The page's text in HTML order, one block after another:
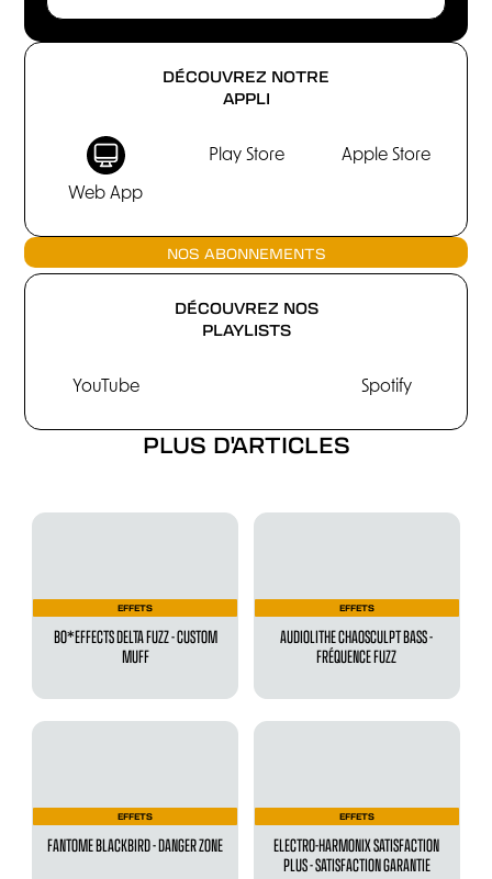
DÉCOUVREZ NOTRE
APPLI
Web App
Play Store Apple Store
NOS ABONNEMENTS
DÉCOUVREZ NOS
PLAYLISTS
YouTube Spotify
PLUS D'ARTICLES
EFFETS
BO*EFFECTS DELTA FUZZ - CUSTOM
MUFF
EFFETS
AUDIOLITHE CHAOSCULPT BASS -
FRÉQUENCE FUZZ
EFFETS
FANTOME BLACKBIRD - DANGER ZONE
EFFETS
ELECTRO-HARMONIX SATISFACTION
PLUS - SATISFACTION GARANTIE